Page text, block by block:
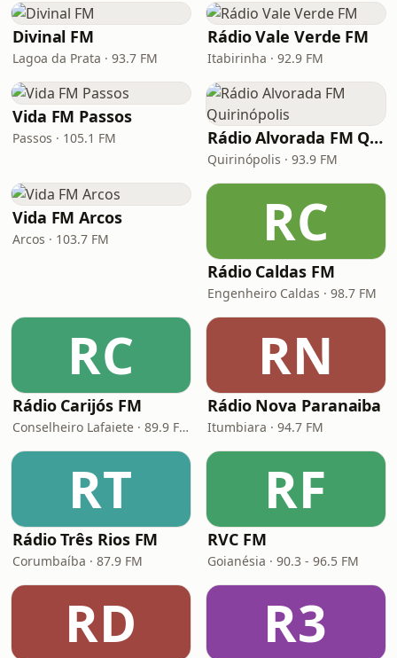
Divinal FM
Lagoa da Prata · 93.7 FM
Rádio Vale Verde FM
Itabirinha · 92.9 FM
Vida FM Passos
Passos · 105.1 FM Rádio Alvorada FM Quirinópolis
Quirinópolis · 93.9 FM
Vida FM Arcos
Arcos · 103.7 FM RC
Rádio Caldas FM
Engenheiro Caldas · 98.7 FM
RC
Rádio Carijós FM
Conselheiro Lafaiete · 89.9 FM
RN
Rádio Nova Paranaiba
Itumbiara · 94.7 FM
RT
Rádio Três Rios FM
Corumbaíba · 87.9 FM
RF
RVC FM
Goianésia · 90.3 - 96.5 FM
RD R3